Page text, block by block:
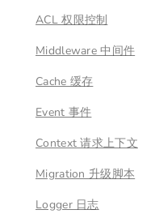
ACL 权限控制
Middleware 中间件
Cache 缓存
Event 事件
Context 请求上下文
Migration 升级脚本
Logger 日志